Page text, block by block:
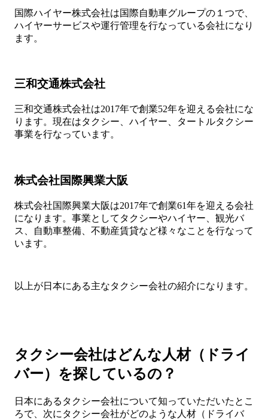
国際ハイヤー株式会社は国際自動車グループの１つで、
ハイヤーサービスや運行管理を行なっている会社になり
ます。
三和交通株式会社
三和交通株式会社は2017年で創業52年を迎える会社にな
ります。現在はタクシー、ハイヤー、タートルタクシー
事業を行なっています。
株式会社国際興業大阪
株式会社国際興業大阪は2017年で創業61年を迎える会社
になります。事業としてタクシーやハイヤー、観光バ
ス、自動車整備、不動産賃貸など様々なことを行なって
います。
以上が日本にある主なタクシー会社の紹介になります。
タクシー会社はどんな人材（ドライ
バー）を探しているの？
日本にあるタクシー会社について知っていただいたとこ
ろで、次にタクシー会社がどのような人材（ドライバ